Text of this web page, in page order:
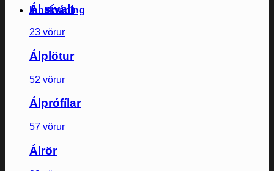
Innskráning
Ál sívalt
23 vörur
Álplötur
52 vörur
Álprófílar
57 vörur
Álrör